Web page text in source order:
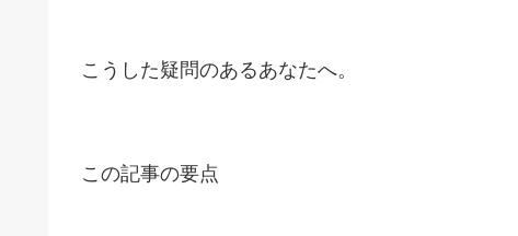
こうした疑問のあるあなたへ。
この記事の要点